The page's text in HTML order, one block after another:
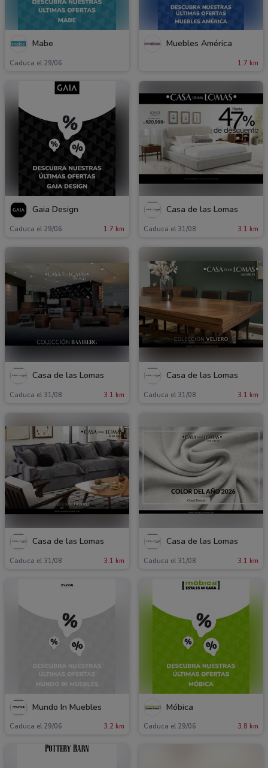
Mabe
Caduca el 29/06
Muebles América
1.7 km
Gaia Design
Caduca el 29/06 1.7 km
Casa de las Lomas
Caduca el 31/08 3.1 km
Casa de las Lomas
Caduca el 31/08 3.1 km
Casa de las Lomas
Caduca el 31/08 3.1 km
Casa de las Lomas
Caduca el 31/08 3.1 km
Casa de las Lomas
Caduca el 31/08 3.1 km
Mundo In Muebles
Caduca el 29/06 3.2 km
Móbica
Caduca el 29/06 3.8 km